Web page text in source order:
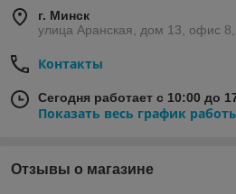
г. Минск
улица Аранская, дом 13, офис
Контакты
Сегодня работает с 10:00 до
Показать весь график
Отзывы о магазине